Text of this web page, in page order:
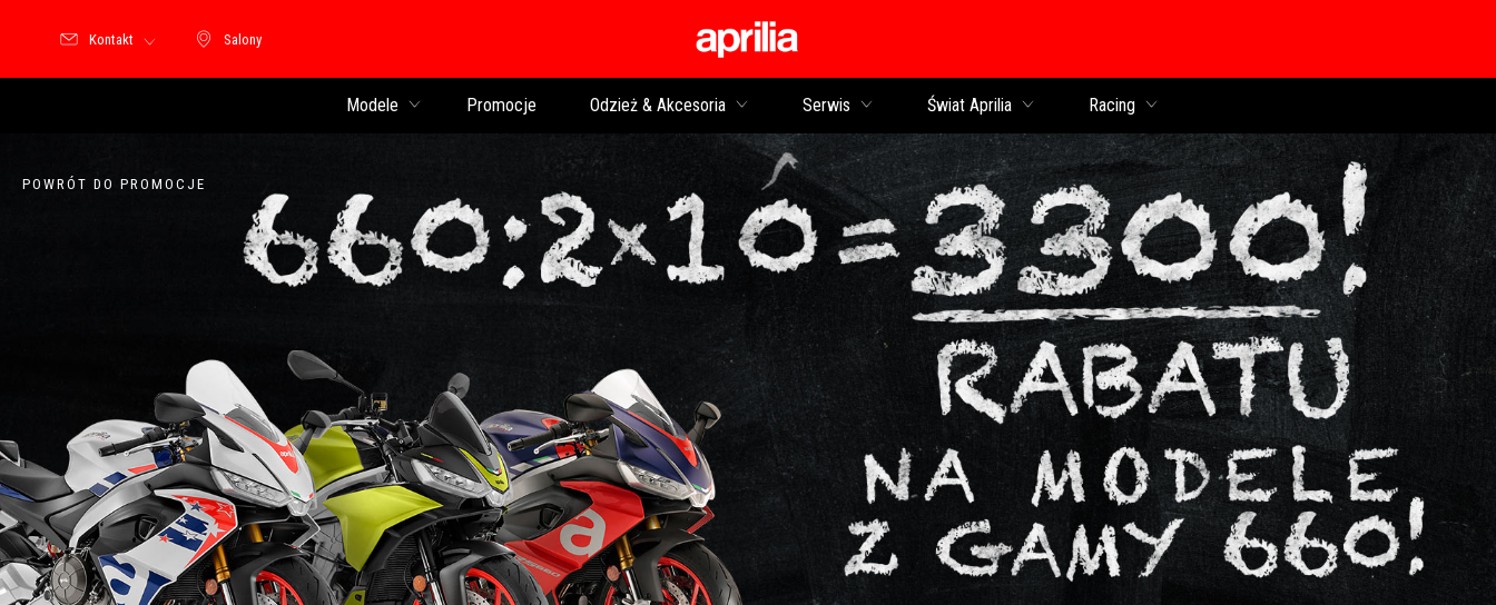
Salony
Salony
Kontakt
Modele Promocje Odzież & Akcesoria Serwis Świat Aprilia Racing
POWRÓT DO PROMOCJE